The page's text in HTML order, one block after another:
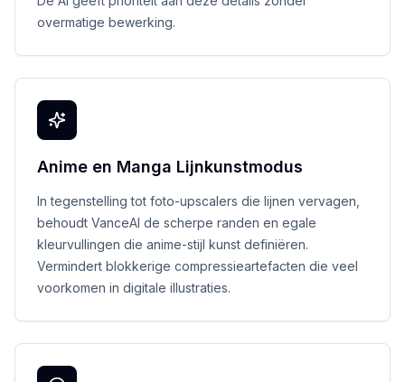
overmatige bewerking.
Anime en Manga Lijnkunstmodus
In tegenstelling tot foto-upscalers die lijnen vervagen,
behoudt VanceAI de scherpe randen en egale
kleurvullingen die anime-stijl kunst definiëren.
Vermindert blokkerige compressieartefacten die veel
voorkomen in digitale illustraties.